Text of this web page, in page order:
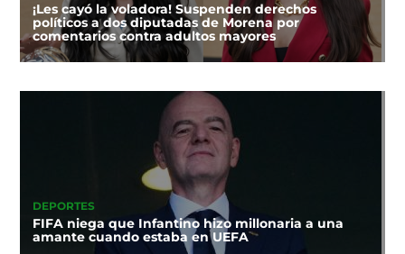
¡Les cayó la voladora! Suspenden derechos
políticos a dos diputadas de Morena por
comentarios contra adultos mayores
DEPORTES
FIFA niega que Infantino hizo millonaria a una
amante cuando estaba en UEFA